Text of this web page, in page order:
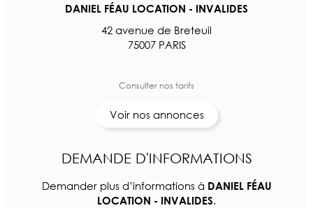
DANIEL FÉAU LOCATION - INVALIDES
42 avenue de Breteuil
75007 PARIS
Consulter nos tarifs
Voir nos annonces
DEMANDE D'INFORMATIONS
Demander plus d’informations à DANIEL FÉAU
LOCATION - INVALIDES.